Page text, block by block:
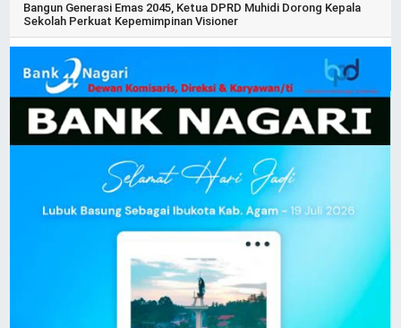
Bangun Generasi Emas 2045, Ketua DPRD Muhidi Dorong Kepala
Sekolah Perkuat Kepemimpinan Visioner